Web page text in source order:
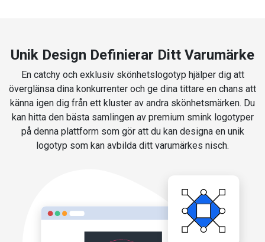
Unik Design Definierar Ditt Varumärke
En catchy och exklusiv skönhetslogotyp hjälper dig att
överglänsa dina konkurrenter och ge dina tittare en chans att
känna igen dig från ett kluster av andra skönhetsmärken. Du
kan hitta den bästa samlingen av premium smink logotyper
på denna plattform som gör att du kan designa en unik
logotyp som kan avbilda ditt varumärkes nisch.